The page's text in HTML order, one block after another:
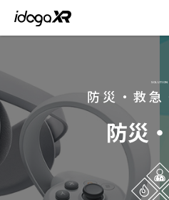
SOLUTION
防災・救
防災